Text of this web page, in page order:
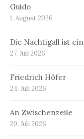
Guido
1. August 2026
Die Nachtigall ist
27. Juli 2026
Friedrich Höfer
24. Juli 2026
An Zwischenzeile
20. Juli 2026